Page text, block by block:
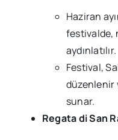
Haziran
festivalde,
aydınlatılır.
Festival,
düzenlenir
sunar.
Regata di San